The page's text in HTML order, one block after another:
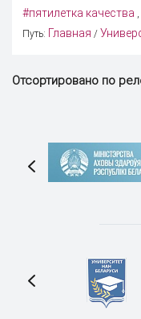
#пятилетка качества ,
Путь: Главная /
Отсортировано по